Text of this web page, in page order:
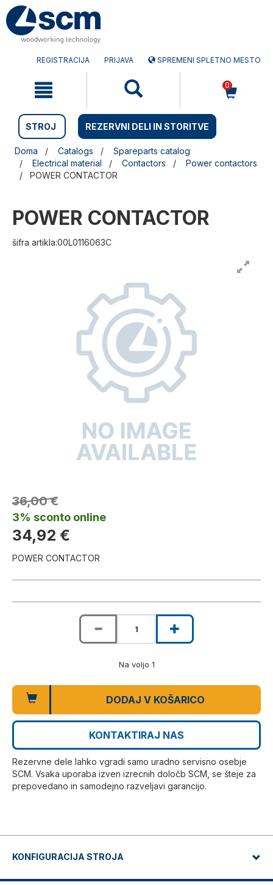
Preskočite
na
vsebino
Preskočite
na
navigacijski
REGISTRACIJA PRIJAVA SPREMENI SPLETNO MESTO
0
STROJ REZERVNI DELI IN STORITVE
Doma Catalogs
Spareparts catalog
Electrical material
Contactors
Power contactors
POWER CONTACTOR
POWER CONTACTOR
šifra artikla:00L0116063C
36,00 €
3% sconto online
34,92 €
POWER CONTACTOR
Na voljo 1
DODAJ V KOŠARICO
KONTAKTIRAJ NAS
Rezervne dele lahko vgradi samo uradno servisno osebje
SCM. Vsaka uporaba izven izrecnih določb SCM, se šteje za
prepovedano in samodejno razveljavi garancijo.
KONFIGURACIJA STROJA